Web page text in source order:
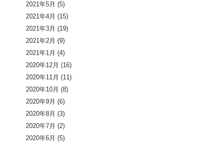
2021年5月 (5)
2021年4月 (15)
2021年3月 (19)
2021年2月 (9)
2021年1月 (4)
2020年12月 (16)
2020年11月 (11)
2020年10月 (8)
2020年9月 (6)
2020年8月 (3)
2020年7月 (2)
2020年6月 (5)